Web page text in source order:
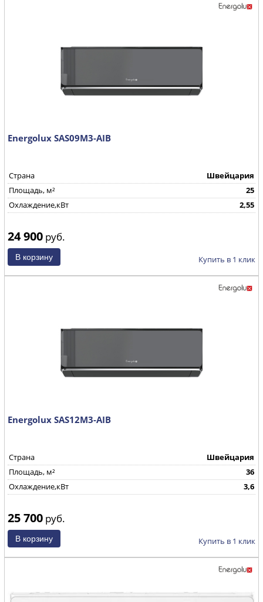
Energolux SAS09M3-AIB
Страна
Швейцария
Площадь, м²
25
Охлаждение,кВт
2,55
24 900 руб.
Купить в 1 клик
Energolux SAS12M3-AIB
Страна
Швейцария
Площадь, м²
36
Охлаждение,кВт
3,6
25 700 руб.
Купить в 1 клик